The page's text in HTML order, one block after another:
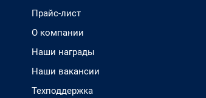
Прайс-лист
О компании
Наши награды
Наши вакансии
Техподдержка